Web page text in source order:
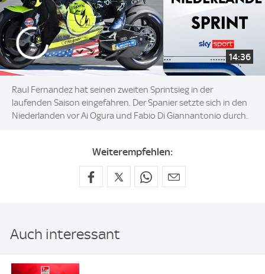
14:36
Raul Fernandez hat seinen zweiten Sprintsieg in der
laufenden Saison eingefahren. Der Spanier setzte sich in den
Niederlanden vor Ai Ogura und Fabio Di Giannantonio durch.
Weiterempfehlen:
Auch interessant